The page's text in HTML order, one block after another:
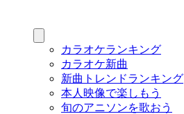
カラオケランキング
カラオケ新曲
新曲トレンドランキング
本人映像で楽しもう
旬のアニソンを歌おう